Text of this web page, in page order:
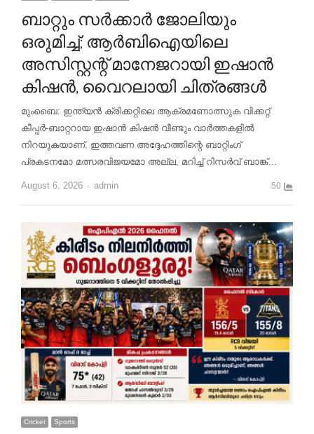
ബാറ്റും സർക്കാർ ജോലിയും
ഒരുമിച്ച്; ആർബിഐയിലെ
അസിസ്റ്റന്റ് മാനേജറായി ഇഷാൻ
കിഷൻ, വൈറലായി ചിത്രങ്ങൾ
മുംബൈ: ഇന്ത്യൻ ക്രിക്കറ്റിലെ ആക്രമണോത്സുക വിക്കറ്റ്
കീപ്പർ-ബാറ്ററായ ഇഷാൻ കിഷൻ വീണ്ടും വാർത്തകളിൽ
നിറയുകയാണ്. ഇത്തവണ അദ്ദേഹത്തിന്റെ ബാറ്റിംഗ്
പ്രകടനമോ മത്സരവിജയമോ അല്ല, മറിച്ച് റിസർവ് ബാങ്ക്…
August 6, 2026 Author
admin 50
Cricket Sports